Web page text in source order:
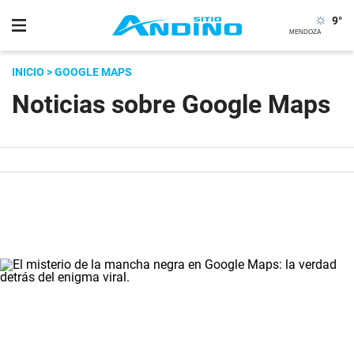
9°
INICIO > GOOGLE MAPS
Noticias sobre Google Maps